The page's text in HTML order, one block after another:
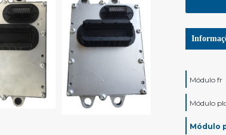
Módulo fr
Módulo
Módulo